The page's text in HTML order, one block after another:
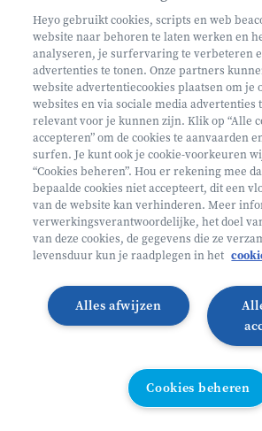
Mini ontdekkers
Beernem België
2 - 5 jaar
10/08 - 14/08
Zonder overnachting
Lees meer
VANAF 2,5 JAAR
Heyo gebruikt cookies, scripts en web
website naar behoren te laten werken en
analyseren, je surfervaring te verbeteren
advertenties te tonen. Onze partners
website advertentiecookies plaatsen om je
websites en via sociale media advertenties
relevant voor je kunnen zijn. Klik op “Alle
accepteren” om de cookies te aanvaarden
surfen. Je kunt ook je cookie-voorkeuren
“Cookies beheren”. Hou er rekening mee
bepaalde cookies niet accepteert, dit een
van de website kan verhinderen. Meer
verwerkingsverantwoordelijke, het doel
van deze cookies, de gegevens die ze
levensduur kun je raadplegen in het
Alles afwijzen
Cookies beheren